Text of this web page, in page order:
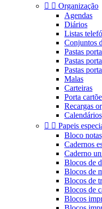
  Organização
Agendas
Diários
Listas
Conjuntos
Pastas
Pastas
Pastas
Malas
Carteiras
Porta
Recargas
  Papeis
Bloco
Cadernos
Caderno
Blocos de
Blocos de
Blocos de
Blocos de
Blocos